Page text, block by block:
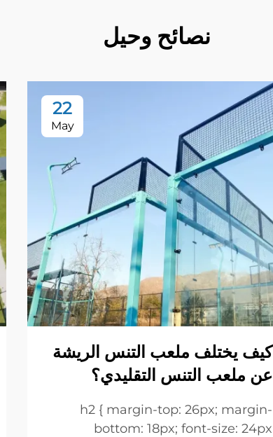
نصائح وحيل
22
May
كيف يختلف ملعب التنس الريشة
عن ملعب التنس التقليدي؟
h2 { margin-top: 26px; margin-
bottom: 18px; font-size: 24px